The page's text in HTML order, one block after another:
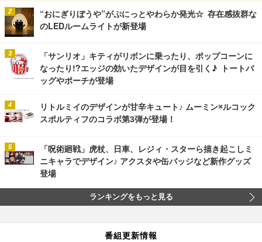
“おにぎりぼうや”がぷにっとやわらか発光☆ 存在感抜群な
のLEDルームライトが新登場
「サンリオ」キティがリボンに乗ったり、ポップコーンに
なったり!?エッジの効いたデザインが目を引く♪ トートバ
ッグやポーチが登場
リトルミイのデザインが甘辛キュート♪ ムーミン×ルコック
スポルティフのコラボ第3弾が登場！
「呪術廻戦」虎杖、日車、レジィ・スターら描き起こしミ
ニキャラでデザイン♪ アクスタや缶バッジなど新作グッズ
登場
ランキングをもっと見る
番組更新情報